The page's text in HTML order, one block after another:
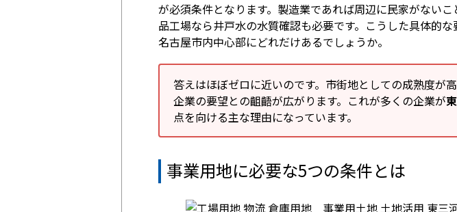
が必須条件となります。製造業であれば周辺に民家がない
品工場なら井戸水の水質確認も必要です。こうした具体的な
名古屋市内中心部にどれだけあるでしょうか。
答えはほぼゼロに近いのです。市街地としての成熟度が
企業の要望との齟齬が広がります。これが多くの企業が
点を向ける主な理由になっています。
事業用地に必要な5つの条件とは